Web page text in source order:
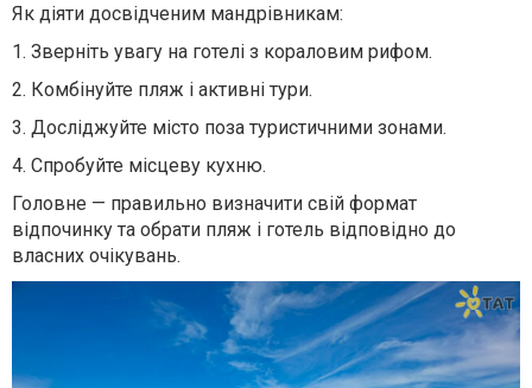
Як діяти досвідченим мандрівникам:
1. Зверніть увагу на готелі з кораловим рифом.
2. Комбінуйте пляж і активні тури.
3. Досліджуйте місто поза туристичними зонами.
4. Спробуйте місцеву кухню.
Головне — правильно визначити свій формат
відпочинку та обрати пляж і готель відповідно до
власних очікувань.